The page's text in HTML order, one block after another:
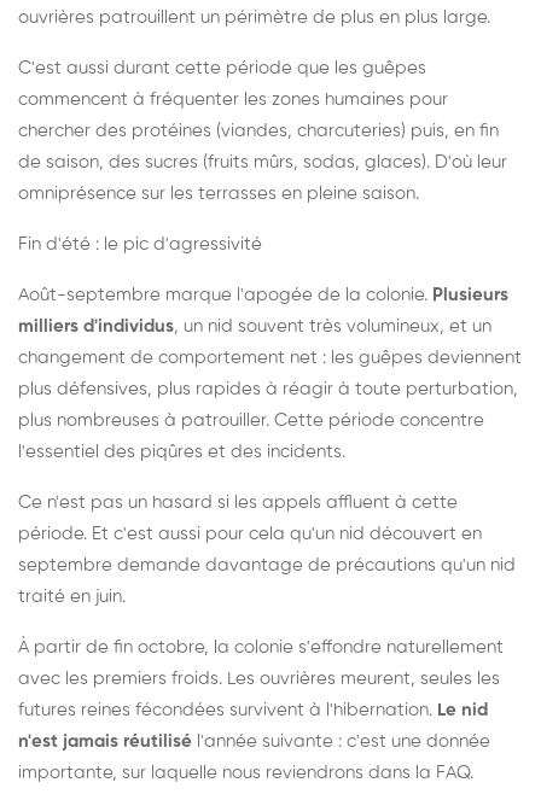
ouvrières patrouillent un périmètre de plus en plus large.
C'est aussi durant cette période que les guêpes
commencent à fréquenter les zones humaines pour
chercher des protéines (viandes, charcuteries) puis, en fin
de saison, des sucres (fruits mûrs, sodas, glaces). D'où leur
omniprésence sur les terrasses en pleine saison.
Fin d'été : le pic d'agressivité
Août-septembre marque l'apogée de la colonie. Plusieurs
milliers d'individus, un nid souvent très volumineux, et un
changement de comportement net : les guêpes deviennent
plus défensives, plus rapides à réagir à toute perturbation,
plus nombreuses à patrouiller. Cette période concentre
l'essentiel des piqûres et des incidents.
Ce n'est pas un hasard si les appels affluent à cette
période. Et c'est aussi pour cela qu'un nid découvert en
septembre demande davantage de précautions qu'un nid
traité en juin.
À partir de fin octobre, la colonie s'effondre naturellement
avec les premiers froids. Les ouvrières meurent, seules les
futures reines fécondées survivent à l'hibernation. Le nid
n'est jamais réutilisé l'année suivante : c'est une donnée
importante, sur laquelle nous reviendrons dans la FAQ.